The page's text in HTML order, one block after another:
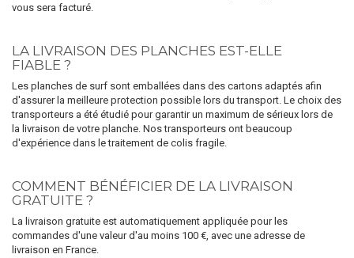
vous sera facturé.
LA LIVRAISON DES PLANCHES EST-ELLE
FIABLE ?
Les planches de surf sont emballées dans des cartons adaptés afin
d'assurer la meilleure protection possible lors du transport. Le choix des
transporteurs a été étudié pour garantir un maximum de sérieux lors de
la livraison de votre planche. Nos transporteurs ont beaucoup
d'expérience dans le traitement de colis fragile.
COMMENT BÉNÉFICIER DE LA LIVRAISON
GRATUITE ?
La livraison gratuite est automatiquement appliquée pour les
commandes d'une valeur d'au moins 100 €, avec une adresse de
livraison en France.